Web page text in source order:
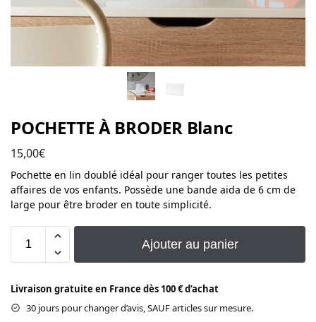
POCHETTE À BRODER Blanc
15,00€
Pochette en lin doublé idéal pour ranger toutes les petites
affaires de vos enfants. Possède une bande aida de 6 cm de
large pour être broder en toute simplicité.
Ajouter au panier
Livraison gratuite en France dès 100 € d’achat
30 jours pour changer d’avis, SAUF articles sur mesure.